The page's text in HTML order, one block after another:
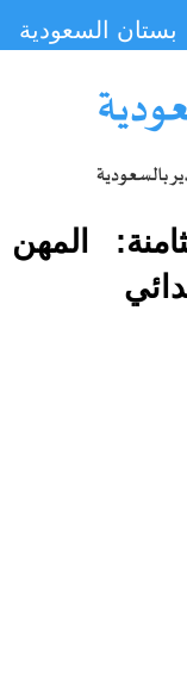
المهن
بستان السعودية